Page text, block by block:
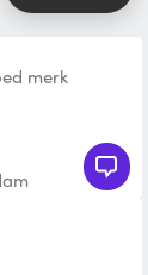
merk